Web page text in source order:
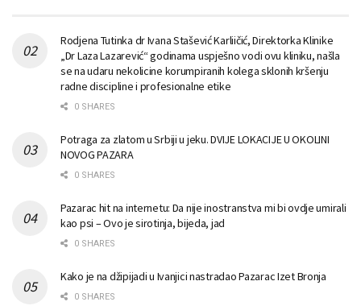
Rodjena Tutinka dr Ivana Stašević Karliičić, Direktorka Klinike
„Dr Laza Lazarević“ godinama uspješno vodi ovu kliniku, našla
se na udaru nekolicine korumpiranih kolega sklonih kršenju
radne discipline i profesionalne etike
0 SHARES
Potraga za zlatom u Srbiji u jeku. DVIJE LOKACIJE U OKOLINI
NOVOG PAZARA
0 SHARES
Pazarac hit na internetu: Da nije inostranstva mi bi ovdje umirali
kao psi – Ovo je sirotinja, bijeda, jad
0 SHARES
Kako je na džipijadi u Ivanjici nastradao Pazarac Izet Bronja
0 SHARES